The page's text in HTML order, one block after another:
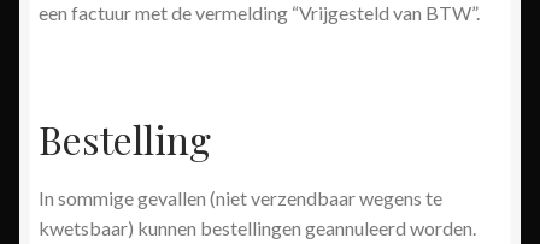
Wegwijs
een factuur met de vermelding “Vrijgesteld van BTW”.
Bestelling
In sommige gevallen (niet verzendbaar wegens te
kwetsbaar) kunnen bestellingen geannuleerd worden.